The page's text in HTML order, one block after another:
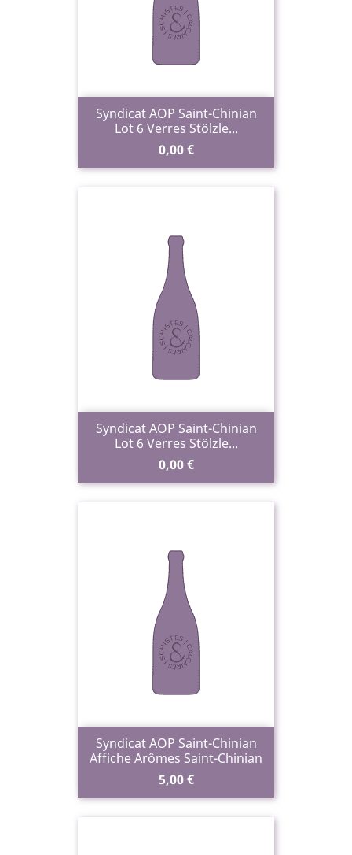
Syndicat AOP Saint-Chinian
Lot 6 Verres Stölzle...
Prix
0,00 €
Syndicat AOP Saint-Chinian
Lot 6 Verres Stölzle...
Prix
0,00 €
Syndicat AOP Saint-Chinian
Affiche Arômes Saint-Chinian
Prix
5,00 €